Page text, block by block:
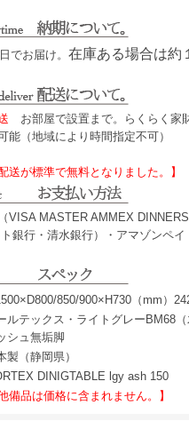
でお届け。 在庫ある場合は約
お部屋で設置まで。らくらく家
能（地域により時間指定不可）
送が標準で無料となりました。】
VISA MASTER AMMEX
銀行・清水銀行）・アマゾンペイ
850/900×H730（mm）
ルテックス・ライトグレーBM68
シュ無垢脚
製（静岡県）
DINIGTABLE lgy ash 150
備品は価格に含まれません。】